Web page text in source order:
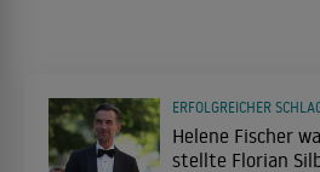
Helene Fischer
stellte Florian
ERFOLGREICHER